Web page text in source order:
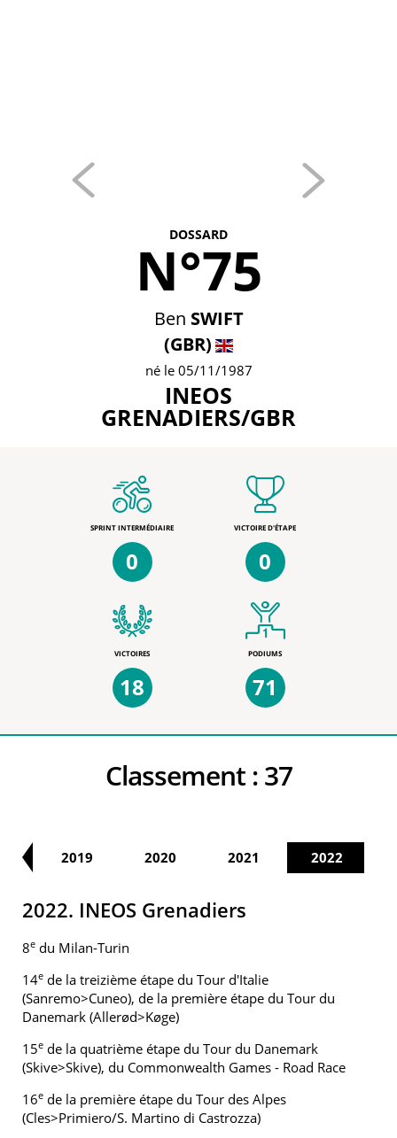
DOSSARD
N°75
Ben SWIFT
(GBR)
né le 05/11/1987
INEOS
GRENADIERS/GBR
SPRINT INTERMÉDIAIRE
0
VICTOIRE D'ÉTAPE
0
VICTOIRES
18
PODIUMS
71
Classement :37
2019 2020 2021 2022
2022. INEOS Grenadiers
8e du Milan-Turin
14e de la treizième étape du Tour d'Italie
(Sanremo>Cuneo), de la première étape du Tour du
Danemark (Allerød>Køge)
15e de la quatrième étape du Tour du Danemark
(Skive>Skive), du Commonwealth Games - Road Race
16e de la première étape du Tour des Alpes
(Cles>Primiero/S. Martino di Castrozza)